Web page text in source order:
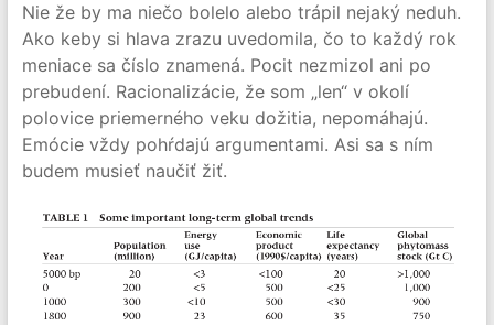
Nie že by ma niečo bolelo alebo trápil nejaký neduh.
Ako keby si hlava zrazu uvedomila, čo to každý rok
meniace sa číslo znamená. Pocit nezmizol ani po
prebudení. Racionalizácie, že som „len“ v okolí
polovice priemerného veku dožitia, nepomáhajú.
Emócie vždy pohŕdajú argumentami. Asi sa s ním
budem musieť naučiť žiť.